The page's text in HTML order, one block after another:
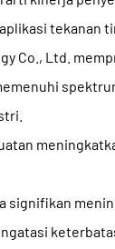
tekanan
Co., Ltd.
signifikan